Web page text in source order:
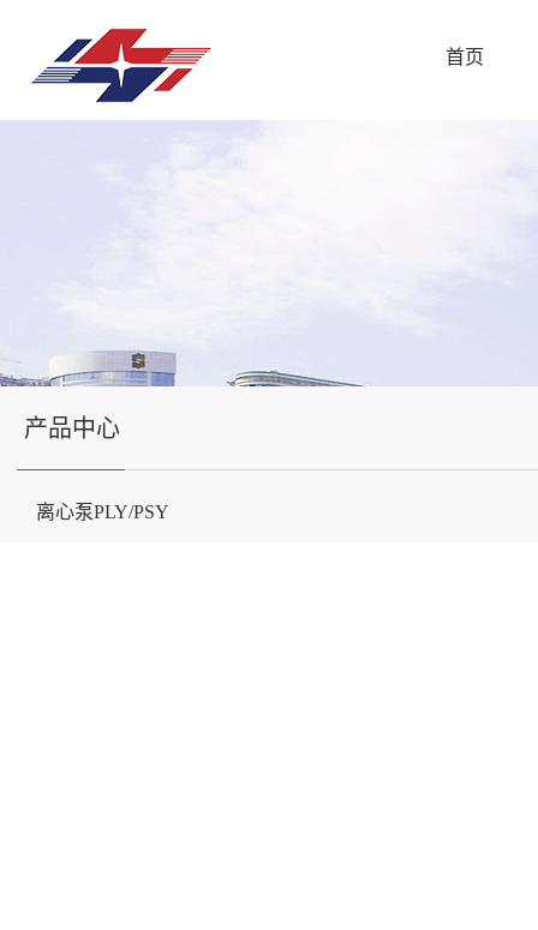
首页
产品中心
离心泵PLY/PSY